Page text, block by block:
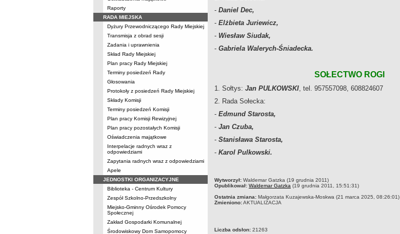
Raporty
RADA MIEJSKA
Dyżury Przewodniczącego Rady Miejskiej
Transmisja z obrad sesji
Zadania i uprawnienia
Skład Rady Miejskiej
Plan pracy Rady Miejskiej
Terminy posiedzeń Rady
Głosowania
Protokoły z posiedzeń Rady Miejskiej
Składy Komisji
Terminy posiedzeń Komisji
Plan pracy Komisji Rewizyjnej
Plan pracy pozostałych Komisji
Oświadczenia majątkowe
Interpelacje radnych wraz z
odpowiedziami
Zapytania radnych wraz z odpowiedziami
Apele
JEDNOSTKI ORGANIZACYJNE
Biblioteka - Centrum Kultury
Zespół Szkolno-Przedszkolny
Miejsko-Gminny Ośrodek Pomocy
Społecznej
Zakład Gospodarki Komunalnej
Środowiskowy Dom Samopomocy
- Daniel Dec,
- Elżbieta Juriewicz,
- Wiesław Siudak,
- Gabriela Walerych-Śniadecka.
SOŁECTWO ROGI
1. Sołtys: Jan PULKOWSKI, tel. 957557098, 608824607
2. Rada Sołecka:
- Edmund Starosta,
- Jan Czuba,
- Stanisława Starosta,
- Karol Pulkowski.
metryczka
Wytworzył: Waldemar Gatzka (19 grudnia 2011)
Opublikował: Waldemar Gatzka (19 grudnia 2011, 15:51:31)
Ostatnia zmiana: Małgorzata Kuzajewska-Moskwa (21 marca 2025, 08:26:01)
Zmieniono:AKTUALIZACJA
Liczba odsłon: 21263